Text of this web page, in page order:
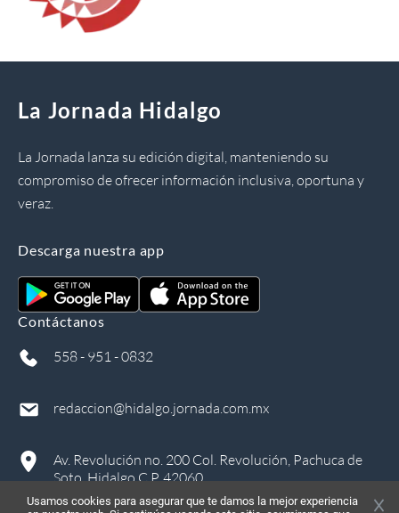
La Jornada Hidalgo
La Jornada lanza su edición digital, manteniendo su
compromiso de ofrecer información inclusiva, oportuna y
veraz.
Descarga nuestra app
Contáctanos
558 - 951 - 0832
redaccion@hidalgo.jornada.com.mx
Av. Revolución no. 200 Col. Revolución, Pachuca de
Soto, Hidalgo C.P. 42060
Usamos cookies para asegurar que te damos la mejor experiencia